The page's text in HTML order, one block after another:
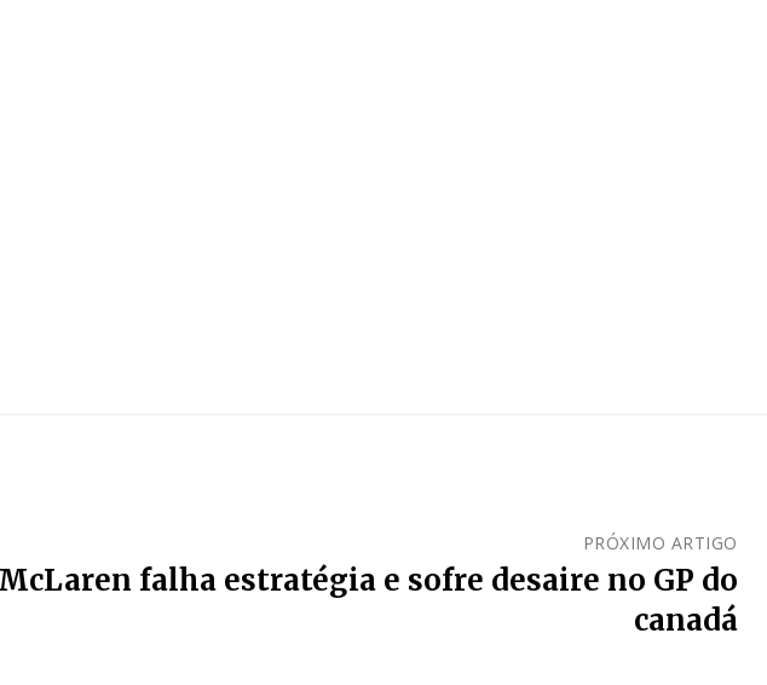
PRÓXIMO ARTIGO
McLaren falha estratégia e sofre desaire no GP do
canadá